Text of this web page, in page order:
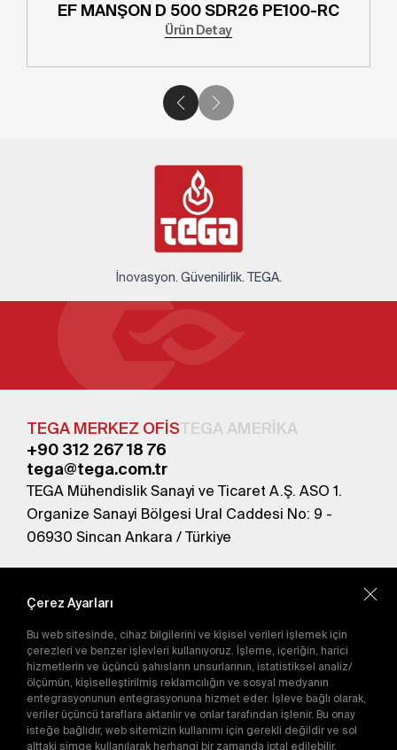
PE100-RC EF MANŞON D 500
İnovasyon. Güvenilirlik. TEGA.
TEGA MERKEZ OFİSTEGA AMERİKA
+90 312 267 18 76
tega@tega.com.tr
TEGA Mühendislik Sanayi ve Ticaret A.Ş. ASO 1.
Organize Sanayi Bölgesi Ural Caddesi No: 9 -
06930 Sincan Ankara / Türkiye
abone olun.
Gönder
Abone olarakGizlilik Politikası'nı
kabul etmiş
olursunuz.
Çerez Ayarları
Bu web sitesinde, cihaz bilgilerini ve kişisel verileri işlemek için
çerezleri ve benzer işlevleri kullanıyoruz. İşleme, içeriğin, harici
hizmetlerin ve üçüncü şahısların unsurlarının, istatistiksel analiz/
ölçümün, kişiselleştirilmiş reklamcılığın ve sosyal medyanın
entegrasyonunun entegrasyonuna hizmet eder. İşleve bağlı olarak,
veriler üçüncü taraflara aktarılır ve onlar tarafından işlenir. Bu onay
isteğe bağlıdır, web sitemizin kullanımı için gerekli değildir ve sol
alttaki simge kullanılarak herhangi bir zamanda iptal edilebilir.